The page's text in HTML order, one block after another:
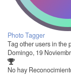
Photo Tagger
Tag other users in the
Domingo, 19
No hay